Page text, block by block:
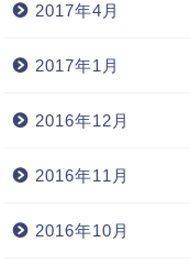
2017年4月
2017年1月
2016年12月
2016年11月
2016年10月